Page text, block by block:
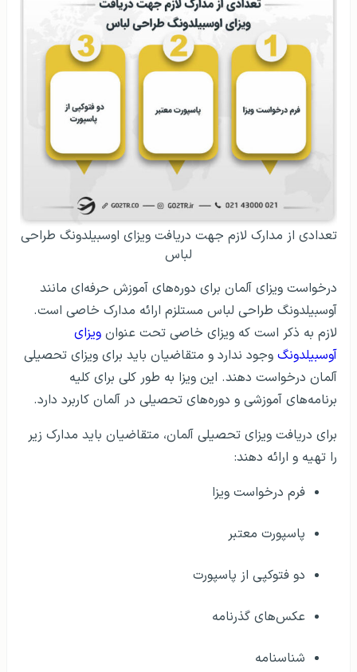
تعدادی از مدارک لازم جهت دریافت ویزای اوسبیلدونگ طراحی
لباس
درخواست ویزای آلمان برای دوره‌های آموزش حرفه‌ای مانند
آوسبیلدونگ طراحی لباس مستلزم ارائه مدارک خاصی است.
لازم به ذکر است که ویزای خاصی تحت عنوان ویزای
آوسبیلدونگ وجود ندارد و متقاضیان باید برای ویزای تحصیلی
آلمان درخواست دهند. این ویزا به طور کلی برای کلیه
برنامه‌های آموزشی و دوره‌های تحصیلی در آلمان کاربرد دارد.
برای دریافت ویزای تحصیلی آلمان، متقاضیان باید مدارک زیر
را تهیه و ارائه دهند:
فرم درخواست ویزا
پاسپورت معتبر
دو فتوکپی از پاسپورت
عکس‌های گذرنامه
شناسنامه